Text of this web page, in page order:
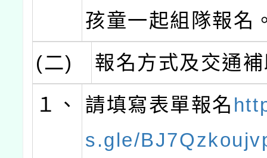
孩童一起組隊報名
(二)
報名方式及交通
１、
請填寫表單報名
s.gle/